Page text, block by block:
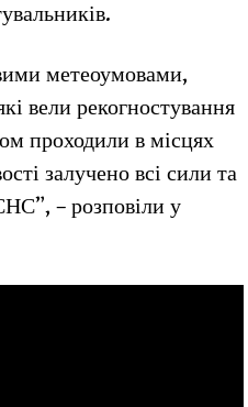
метеоумовами,
вели рекогностування
проходили в місцях
залучено всі сили та
– розповіли у